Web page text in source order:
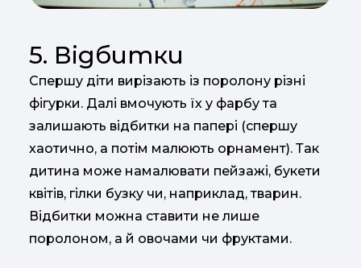
5. Відбитки
Спершу діти вирізають із поролону різні
фігурки. Далі вмочують їх у фарбу та
залишають відбитки на папері (спершу
хаотично, а потім малюють орнамент). Так
дитина може намалювати пейзажі, букети
квітів, гілки бузку чи, наприклад, тварин.
Відбитки можна ставити не лише
поролоном, а й овочами чи фруктами.